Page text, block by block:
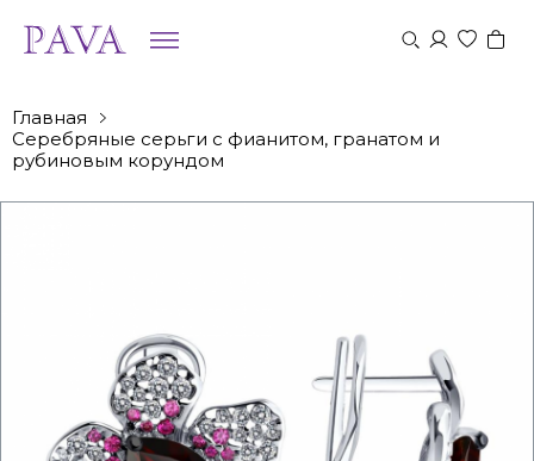
Главная
Серебряные серьги с фианитом, гранатом и
рубиновым корундом